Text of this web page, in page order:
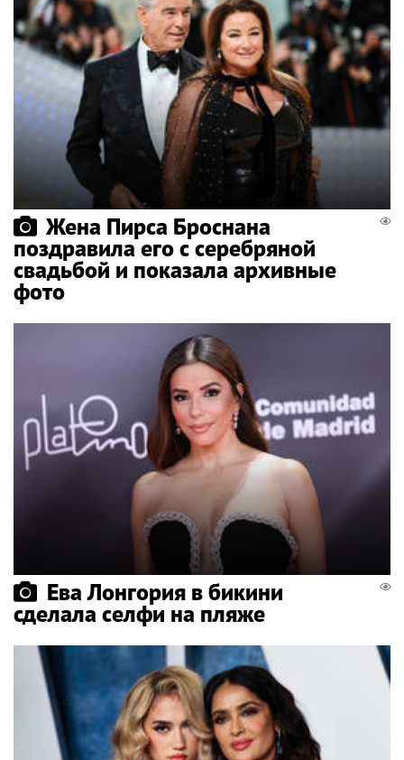
Жена Пирса Броснана
поздравила его с серебряной
свадьбой и показала архивные
фото
Ева Лонгория в бикини
сделала селфи на пляже